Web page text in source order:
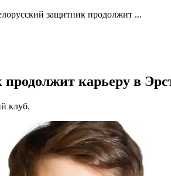
защитник продолжит ...
карьеру в
клуб.